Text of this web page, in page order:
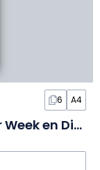
6 A4
Póster moderno neón de Cyber Week en Diapositivas